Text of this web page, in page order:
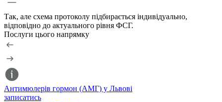
Так, але схема протоколу підбирається індивідуально,
відповідно до актуального рівня ФСГ.
Послуги цього напрямку
Антимюлерів гормон (АМГ) у Львові
записатись